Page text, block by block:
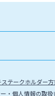
ステークホルダー
・個人情報の取扱